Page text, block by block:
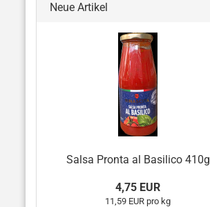
Neue Artikel
Salsa Pronta al Basilico 410g
4,75 EUR
11,59 EUR pro kg